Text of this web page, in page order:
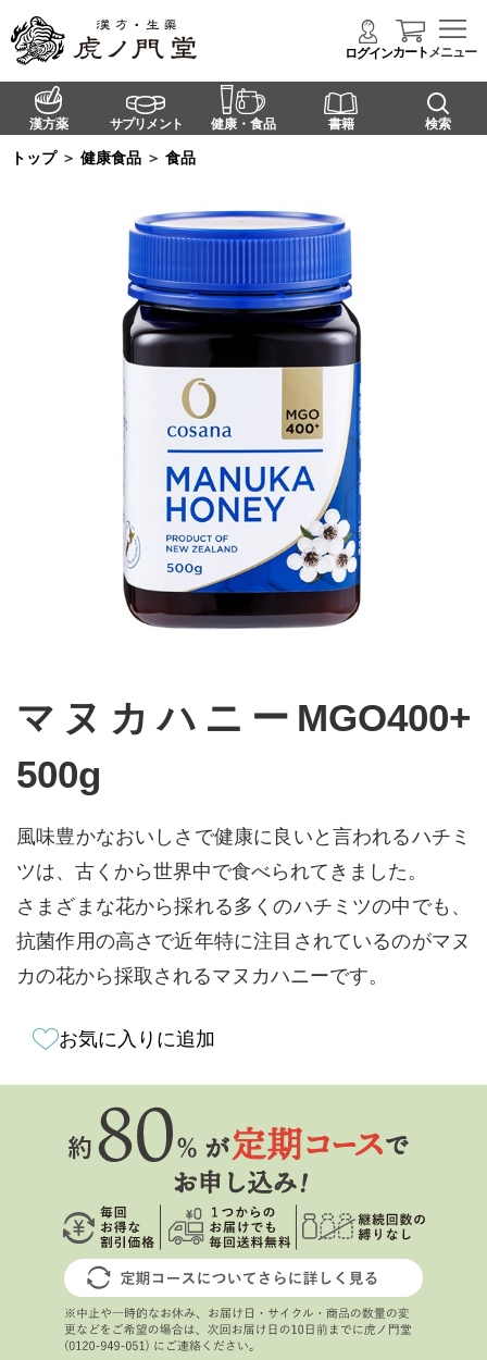
ログインカートメニュー
漢方薬 サプリメント 健康・食品 書籍 検索
トップ ＞ 健康食品 ＞ 食品
マヌカハニーMGO400+
500g
風味豊かなおいしさで健康に良いと言われるハチミ
ツは、古くから世界中で食べられてきました。
さまざまな花から採れる多くのハチミツの中でも、
抗菌作用の高さで近年特に注目されているのがマヌ
カの花から採取されるマヌカハニーです。
お気に入りに追加